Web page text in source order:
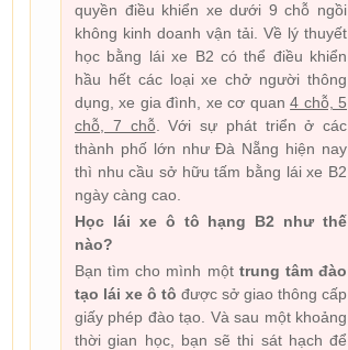
quyền điều khiển xe dưới 9 chỗ ngồi
không kinh doanh vận tải. Về lý thuyết
học bằng lái xe B2 có thể điều khiển
hầu hết các loại xe chở người thông
dụng, xe gia đình, xe cơ quan4 chỗ, 5
chỗ, 7 chỗ. Với sự phát triển ở các
thành phố lớn như Đà Nẵng hiện nay
thì nhu cầu sở hữu tấm bằng lái xe B2
ngày càng cao.
Học lái xe ô tô hạng B2 như thế
nào?
Bạn tìm cho mình một trung tâm đào
tạo lái xe ô tô được sở giao thông cấp
giấy phép đào tạo. Và sau một khoảng
thời gian học, bạn sẽ thi sát hạch để